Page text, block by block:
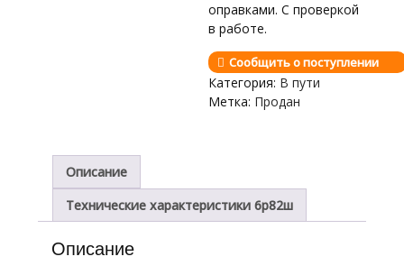
оправками. С проверкой
в работе.
Сообщить о поступлении
Категория: В пути
Метка: Продан
Описание
Технические характеристики 6р82ш
Описание